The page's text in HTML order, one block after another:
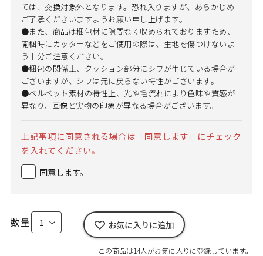
ては、交換対象外となります。恐れ入りますが、あらかじめ
ご了承くださいますようお願い申し上げます。
●また、商品は梱包材に隙間なく収められておりますため、
開梱時にカッターなどをご使用の際は、生地を傷つけないよ
う十分ご注意ください。
●梱包の関係上、クッション部分にシワが生じている場合が
ございますが、シワは元に戻らない特性がございます。
●ベルベット素材の特性上、光や毛流れにより色味や質感が
異なり、画像と実物の印象が異なる場合がございます。
上記事項に同意される場合は「同意します」にチェック
を入れてください。
同意します。
数量 お気に入りに追加
この商品は14人がお気に入りに登録しています。